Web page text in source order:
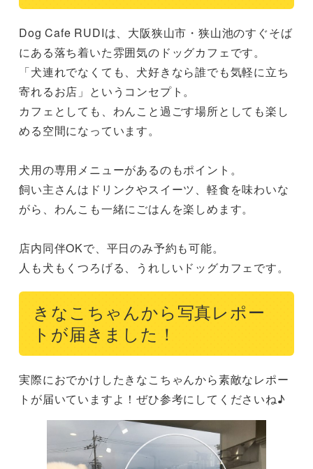
Dog Cafe RUDIは、大阪狭山市・狭山池のすぐそば
にある落ち着いた雰囲気のドッグカフェです。
「犬連れでなくても、犬好きなら誰でも気軽に立ち
寄れるお店」というコンセプト。
カフェとしても、わんこと過ごす場所としても楽し
める空間になっています。
犬用の専用メニューがあるのもポイント。
飼い主さんはドリンクやスイーツ、軽食を味わいな
がら、わんこも一緒にごはんを楽しめます。
店内同伴OKで、平日のみ予約も可能。
人も犬もくつろげる、うれしいドッグカフェです。
きなこちゃんから写真レポー
トが届きました！
実際におでかけしたきなこちゃんから素敵なレポー
トが届いていますよ！ぜひ参考にしてくださいね♪